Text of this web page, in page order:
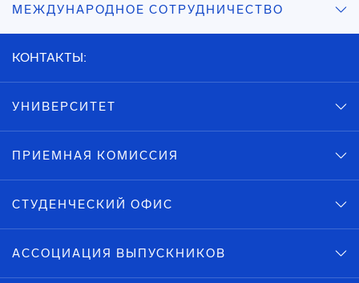
МЕЖДУНАРОДНОЕ СОТРУДНИЧЕСТВО
КОНТАКТЫ:
УНИВЕРСИТЕТ
ПРИЕМНАЯ КОМИССИЯ
СТУДЕНЧЕСКИЙ ОФИС
АССОЦИАЦИЯ ВЫПУСКНИКОВ